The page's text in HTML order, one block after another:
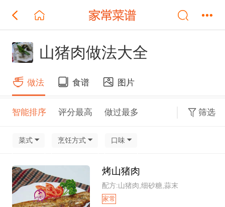
山猪肉做法大全
做法 食谱 图片
智能排序 评分最高 做过最多 筛选
菜式 烹饪方式 口味
烤山猪肉
配方:山猪肉,细砂糖,蒜末
家常